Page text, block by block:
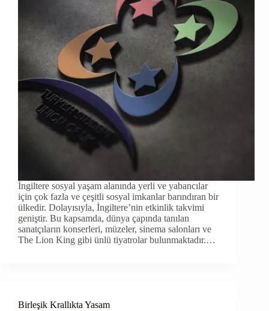
İngiltere sosyal yaşam alanında yerli ve yabancılar
için çok fazla ve çeşitli sosyal imkanlar barındıran bir
ülkedir. Dolayısıyla, İngiltere’nin etkinlik takvimi
geniştir. Bu kapsamda, dünya çapında tanılan
sanatçıların konserleri, müzeler, sinema salonları ve
The Lion King gibi ünlü tiyatrolar bulunmaktadır.…
Birleşik Krallıkta Yasam